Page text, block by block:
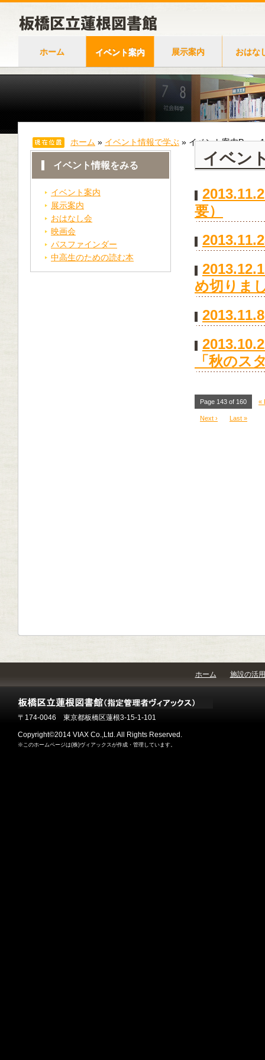
ホーム イベント案内 展示案内 おはな
ホーム » イベント情報で学ぶ » イベント案内Page
イベント情報をみる
イベント案内
展示案内
おはなし会
映画会
パスファインダー
中高生のための読む本
イベン
要）
め切りま
「秋のス
Page 143 of 160 «
Next › Last »
ホーム 施設の活用
〒174-0046 東京都板橋区蓮根3-15-1-101
Copyright©2014 VIAX Co.,Ltd. All Rights Reserved.
※このホームページは(株)ヴィアックスが作成・管理しています。